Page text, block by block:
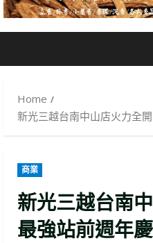
Home
新光三越台南中山店火力全
商業
新光三越台南
最強站前週年